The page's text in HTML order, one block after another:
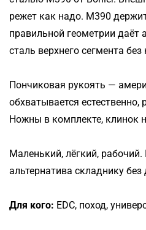
режет как надо. M390
правильной геометрии даёт
сталь верхнего сегмента
Пончиковая рукоять —
обхватывается естественно,
Ножны в комплекте, клинок
Маленький, лёгкий,
альтернатива складнику
Для кого: EDC, поход,